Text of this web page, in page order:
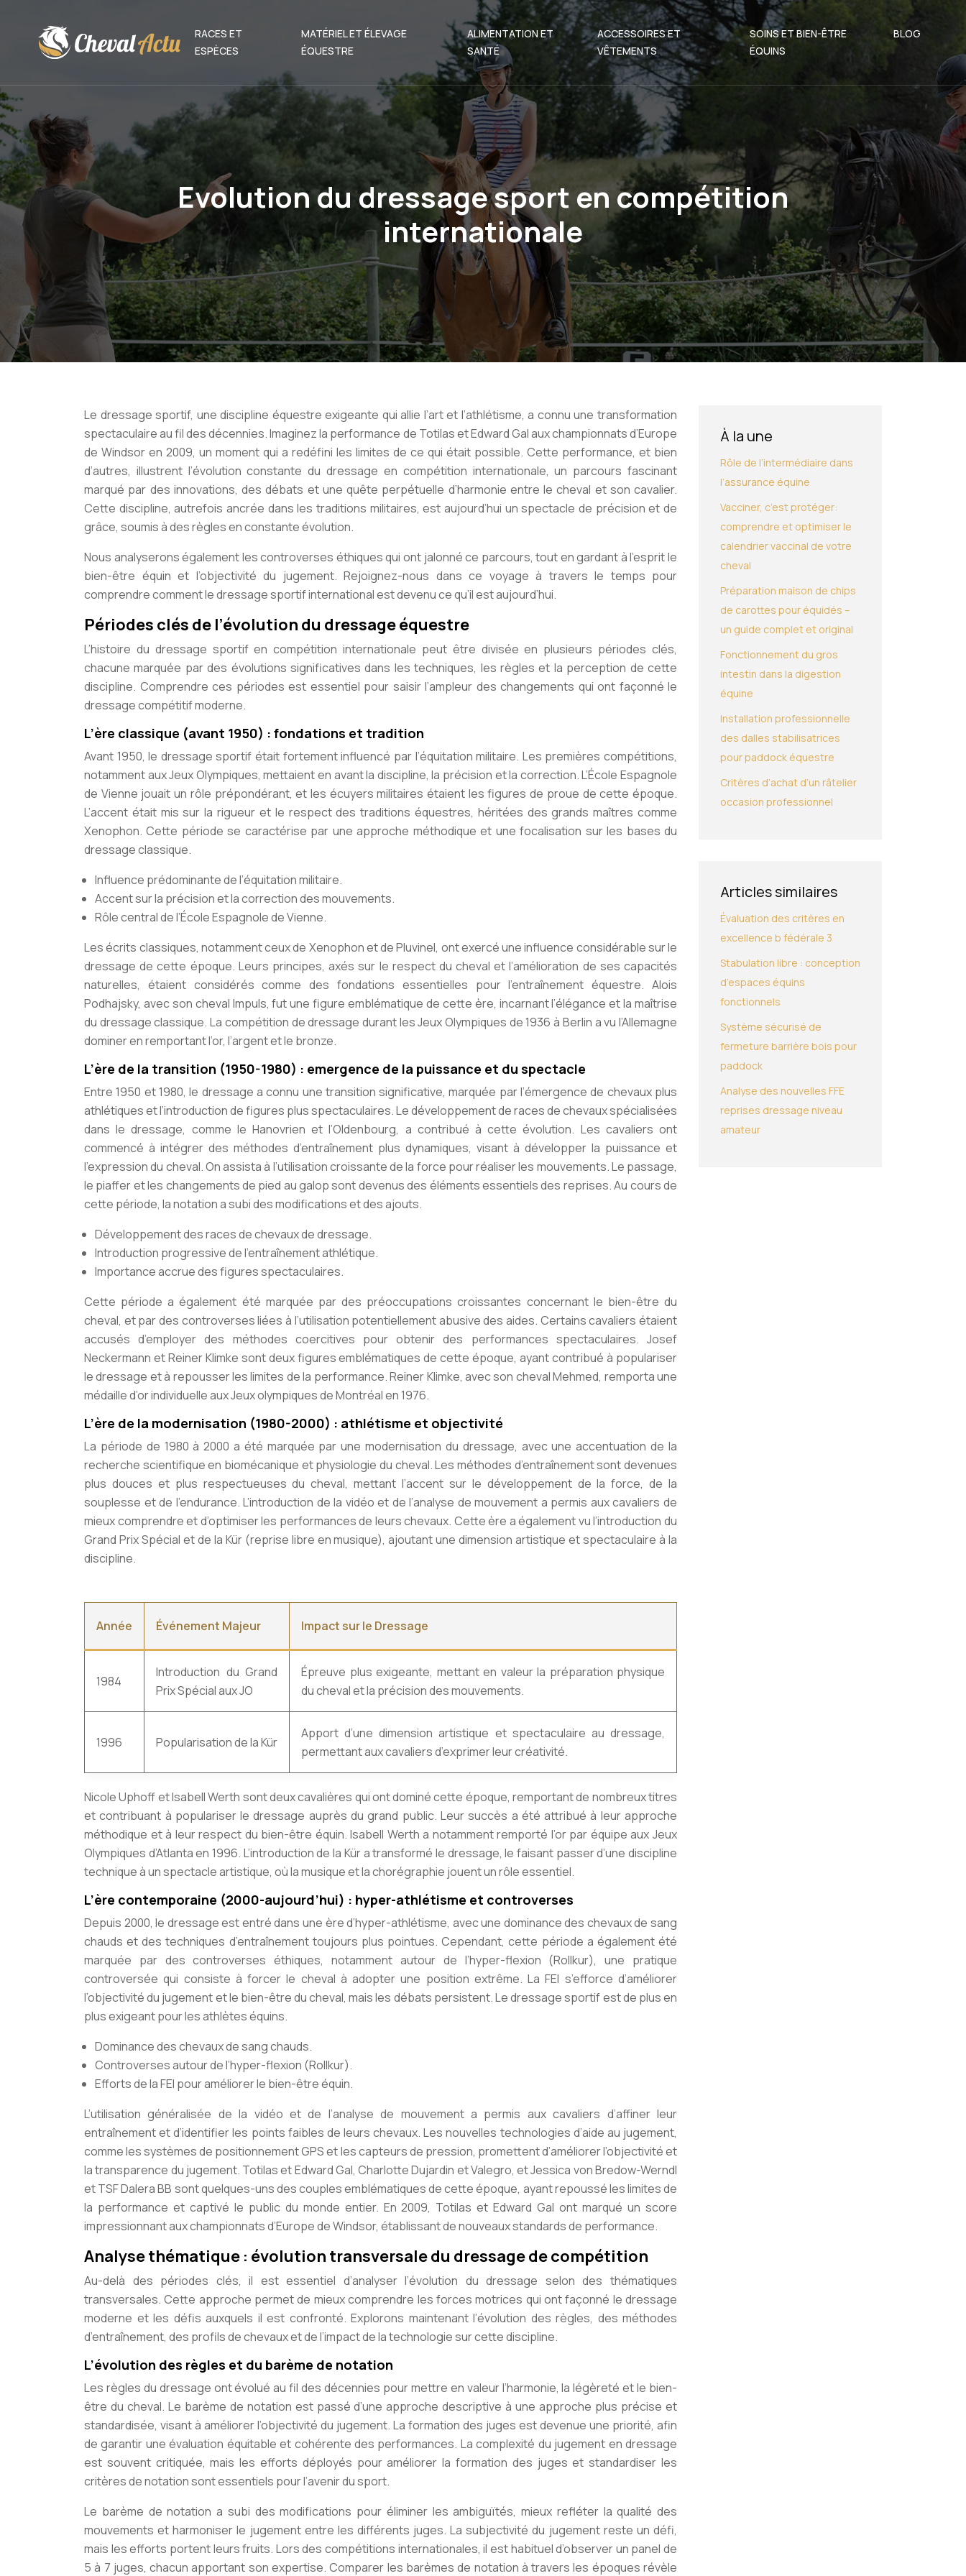
RACES ET
ESPÈCES
MATÉRIEL ET ÉLEVAGE
ÉQUESTRE
ALIMENTATION ET
SANTÉ
ACCESSOIRES ET
VÊTEMENTS
SOINS ET BIEN-ÊTRE
ÉQUINS
BLOG
Evolution du dressage sport en compétition
internationale
Le dressage sportif, une discipline équestre exigeante qui allie l’art et l’athlétisme, a connu une transformation
spectaculaire au fil des décennies. Imaginez la performance de Totilas et Edward Gal aux championnats d’Europe
de Windsor en 2009, un moment qui a redéfini les limites de ce qui était possible. Cette performance, et bien
d’autres, illustrent l’évolution constante du dressage en compétition internationale, un parcours fascinant
marqué par des innovations, des débats et une quête perpétuelle d’harmonie entre le cheval et son cavalier.
Cette discipline, autrefois ancrée dans les traditions militaires, est aujourd’hui un spectacle de précision et de
grâce, soumis à des règles en constante évolution.
Nous analyserons également les controverses éthiques qui ont jalonné ce parcours, tout en gardant à l’esprit le
bien-être équin et l’objectivité du jugement. Rejoignez-nous dans ce voyage à travers le temps pour
comprendre comment le dressage sportif international est devenu ce qu’il est aujourd’hui.
Périodes clés de l’évolution du dressage équestre
L’histoire du dressage sportif en compétition internationale peut être divisée en plusieurs périodes clés,
chacune marquée par des évolutions significatives dans les techniques, les règles et la perception de cette
discipline. Comprendre ces périodes est essentiel pour saisir l’ampleur des changements qui ont façonné le
dressage compétitif moderne.
L’ère classique (avant 1950) : fondations et tradition
Avant 1950, le dressage sportif était fortement influencé par l’équitation militaire. Les premières compétitions,
notamment aux Jeux Olympiques, mettaient en avant la discipline, la précision et la correction. L’École Espagnole
de Vienne jouait un rôle prépondérant, et les écuyers militaires étaient les figures de proue de cette époque.
L’accent était mis sur la rigueur et le respect des traditions équestres, héritées des grands maîtres comme
Xenophon. Cette période se caractérise par une approche méthodique et une focalisation sur les bases du
dressage classique.
Influence prédominante de l’équitation militaire.
Accent sur la précision et la correction des mouvements.
Rôle central de l’École Espagnole de Vienne.
Les écrits classiques, notamment ceux de Xenophon et de Pluvinel, ont exercé une influence considérable sur le
dressage de cette époque. Leurs principes, axés sur le respect du cheval et l’amélioration de ses capacités
naturelles, étaient considérés comme des fondations essentielles pour l’entraînement équestre. Alois
Podhajsky, avec son cheval Impuls, fut une figure emblématique de cette ère, incarnant l’élégance et la maîtrise
du dressage classique. La compétition de dressage durant les Jeux Olympiques de 1936 à Berlin a vu l’Allemagne
dominer en remportant l’or, l’argent et le bronze.
L’ère de la transition (1950-1980) : emergence de la puissance et du spectacle
Entre 1950 et 1980, le dressage a connu une transition significative, marquée par l’émergence de chevaux plus
athlétiques et l’introduction de figures plus spectaculaires. Le développement de races de chevaux spécialisées
dans le dressage, comme le Hanovrien et l’Oldenbourg, a contribué à cette évolution. Les cavaliers ont
commencé à intégrer des méthodes d’entraînement plus dynamiques, visant à développer la puissance et
l’expression du cheval. On assista à l’utilisation croissante de la force pour réaliser les mouvements. Le passage,
le piaffer et les changements de pied au galop sont devenus des éléments essentiels des reprises. Au cours de
cette période, la notation a subi des modifications et des ajouts.
Développement des races de chevaux de dressage.
Introduction progressive de l’entraînement athlétique.
Importance accrue des figures spectaculaires.
Cette période a également été marquée par des préoccupations croissantes concernant le bien-être du
cheval, et par des controverses liées à l’utilisation potentiellement abusive des aides. Certains cavaliers étaient
accusés d’employer des méthodes coercitives pour obtenir des performances spectaculaires. Josef
Neckermann et Reiner Klimke sont deux figures emblématiques de cette époque, ayant contribué à populariser
le dressage et à repousser les limites de la performance. Reiner Klimke, avec son cheval Mehmed, remporta une
médaille d’or individuelle aux Jeux olympiques de Montréal en 1976.
L’ère de la modernisation (1980-2000) : athlétisme et objectivité
La période de 1980 à 2000 a été marquée par une modernisation du dressage, avec une accentuation de la
recherche scientifique en biomécanique et physiologie du cheval. Les méthodes d’entraînement sont devenues
plus douces et plus respectueuses du cheval, mettant l’accent sur le développement de la force, de la
souplesse et de l’endurance. L’introduction de la vidéo et de l’analyse de mouvement a permis aux cavaliers de
mieux comprendre et d’optimiser les performances de leurs chevaux. Cette ère a également vu l’introduction du
Grand Prix Spécial et de la Kür (reprise libre en musique), ajoutant une dimension artistique et spectaculaire à la
discipline.
Année Événement Majeur Impact sur le Dressage
1984
Introduction du Grand
Prix Spécial aux JO
Épreuve plus exigeante, mettant en valeur la préparation physique
du cheval et la précision des mouvements.
1996 Popularisation de la Kür
Apport d’une dimension artistique et spectaculaire au dressage,
permettant aux cavaliers d’exprimer leur créativité.
Nicole Uphoff et Isabell Werth sont deux cavalières qui ont dominé cette époque, remportant de nombreux titres
et contribuant à populariser le dressage auprès du grand public. Leur succès a été attribué à leur approche
méthodique et à leur respect du bien-être équin. Isabell Werth a notamment remporté l’or par équipe aux Jeux
Olympiques d’Atlanta en 1996. L’introduction de la Kür a transformé le dressage, le faisant passer d’une discipline
technique à un spectacle artistique, où la musique et la chorégraphie jouent un rôle essentiel.
L’ère contemporaine (2000-aujourd’hui) : hyper-athlétisme et controverses
Depuis 2000, le dressage est entré dans une ère d’hyper-athlétisme, avec une dominance des chevaux de sang
chauds et des techniques d’entraînement toujours plus pointues. Cependant, cette période a également été
marquée par des controverses éthiques, notamment autour de l’hyper-flexion (Rollkur), une pratique
controversée qui consiste à forcer le cheval à adopter une position extrême. La FEI s’efforce d’améliorer
l’objectivité du jugement et le bien-être du cheval, mais les débats persistent. Le dressage sportif est de plus en
plus exigeant pour les athlètes équins.
Dominance des chevaux de sang chauds.
Controverses autour de l’hyper-flexion (Rollkur).
Efforts de la FEI pour améliorer le bien-être équin.
L’utilisation généralisée de la vidéo et de l’analyse de mouvement a permis aux cavaliers d’affiner leur
entraînement et d’identifier les points faibles de leurs chevaux. Les nouvelles technologies d’aide au jugement,
comme les systèmes de positionnement GPS et les capteurs de pression, promettent d’améliorer l’objectivité et
la transparence du jugement. Totilas et Edward Gal, Charlotte Dujardin et Valegro, et Jessica von Bredow-Werndl
et TSF Dalera BB sont quelques-uns des couples emblématiques de cette époque, ayant repoussé les limites de
la performance et captivé le public du monde entier. En 2009, Totilas et Edward Gal ont marqué un score
impressionnant aux championnats d’Europe de Windsor, établissant de nouveaux standards de performance.
Analyse thématique : évolution transversale du dressage de compétition
Au-delà des périodes clés, il est essentiel d’analyser l’évolution du dressage selon des thématiques
transversales. Cette approche permet de mieux comprendre les forces motrices qui ont façonné le dressage
moderne et les défis auxquels il est confronté. Explorons maintenant l’évolution des règles, des méthodes
d’entraînement, des profils de chevaux et de l’impact de la technologie sur cette discipline.
L’évolution des règles et du barème de notation
Les règles du dressage ont évolué au fil des décennies pour mettre en valeur l’harmonie, la légèreté et le bien-
être du cheval. Le barème de notation est passé d’une approche descriptive à une approche plus précise et
standardisée, visant à améliorer l’objectivité du jugement. La formation des juges est devenue une priorité, afin
de garantir une évaluation équitable et cohérente des performances. La complexité du jugement en dressage
est souvent critiquée, mais les efforts déployés pour améliorer la formation des juges et standardiser les
critères de notation sont essentiels pour l’avenir du sport.
Le barème de notation a subi des modifications pour éliminer les ambiguïtés, mieux refléter la qualité des
mouvements et harmoniser le jugement entre les différents juges. La subjectivité du jugement reste un défi,
mais les efforts portent leurs fruits. Lors des compétitions internationales, il est habituel d’observer un panel de
5 à 7 juges, chacun apportant son expertise. Comparer les barèmes de notation à travers les époques révèle
À la une
Rôle de l’intermédiaire dans
l’assurance équine
Vacciner, c’est protéger:
comprendre et optimiser le
calendrier vaccinal de votre
cheval
Préparation maison de chips
de carottes pour équidés –
un guide complet et original
Fonctionnement du gros
intestin dans la digestion
équine
Installation professionnelle
des dalles stabilisatrices
pour paddock équestre
Critères d’achat d’un râtelier
occasion professionnel
Articles similaires
Évaluation des critères en
excellence b fédérale 3
Stabulation libre : conception
d’espaces équins
fonctionnels
Système sécurisé de
fermeture barrière bois pour
paddock
Analyse des nouvelles FFE
reprises dressage niveau
amateur